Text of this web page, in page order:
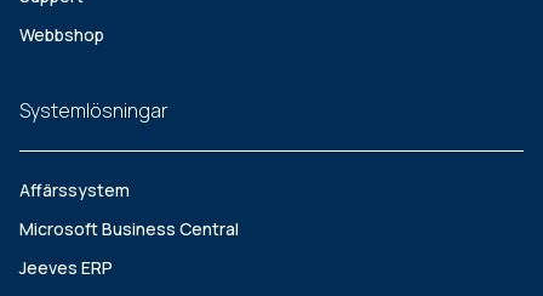
Webbshop
Systemlösningar
Affärssystem
Microsoft Business Central
Jeeves ERP